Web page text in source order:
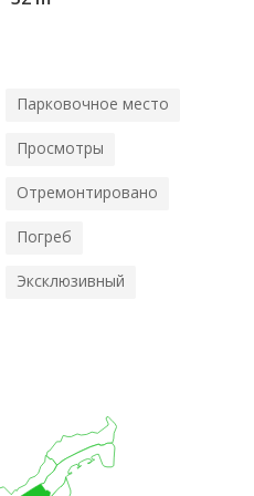
Парковочное место
Просмотры
Отремонтировано
Погреб
Эксклюзивный